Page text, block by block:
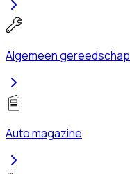
Algemeen gereedschap
Auto magazine